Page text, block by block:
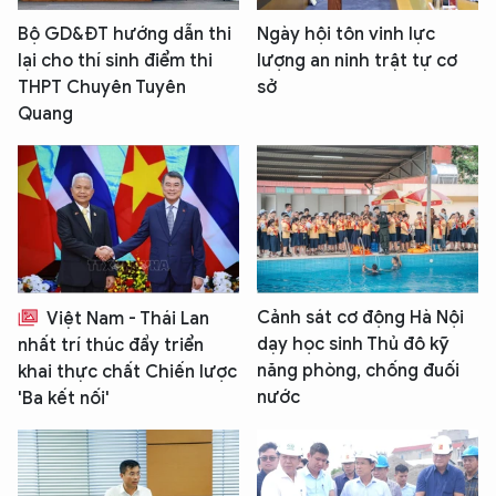
Bộ GD&ĐT hướng dẫn thi
lại cho thí sinh điểm thi
THPT Chuyên Tuyên
Quang
Ngày hội tôn vinh lực
lượng an ninh trật tự cơ
sở
Việt Nam - Thái Lan
nhất trí thúc đẩy triển
khai thực chất Chiến lược
'Ba kết nối'
Cảnh sát cơ động Hà Nội
dạy học sinh Thủ đô kỹ
năng phòng, chống đuối
nước